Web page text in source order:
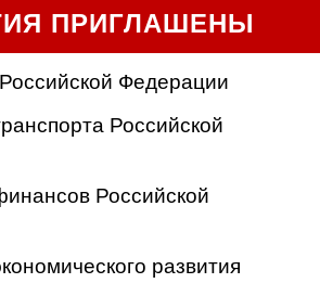
ПРИГЛАШЕНЫ
Федерации
Российской
Российской
развития